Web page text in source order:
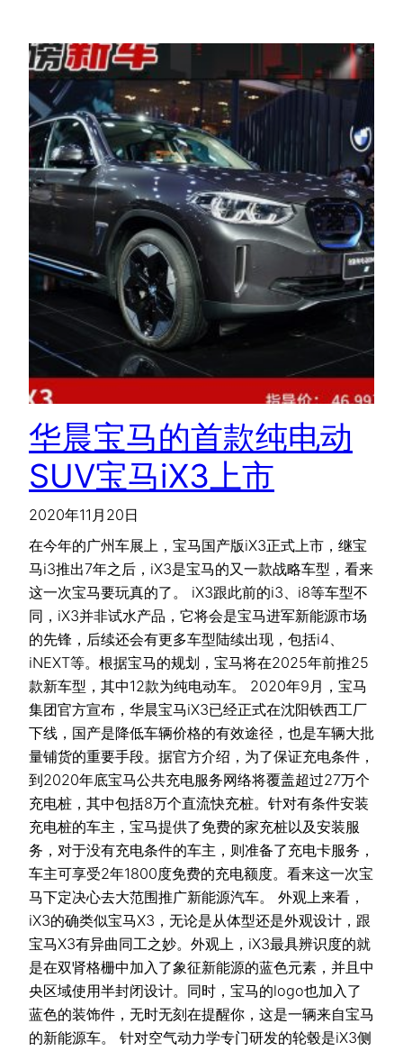
华晨宝马的首款纯电动
SUV宝马iX3上市
2020年11月20日
在今年的广州车展上，宝马国产版iX3正式上市，继宝
马i3推出7年之后，iX3是宝马的又一款战略车型，看来
这一次宝马要玩真的了。 iX3跟此前的i3、i8等车型不
同，iX3并非试水产品，它将会是宝马进军新能源市场
的先锋，后续还会有更多车型陆续出现，包括i4、
iNEXT等。根据宝马的规划，宝马将在2025年前推25
款新车型，其中12款为纯电动车。 2020年9月，宝马
集团官方宣布，华晨宝马iX3已经正式在沈阳铁西工厂
下线，国产是降低车辆价格的有效途径，也是车辆大批
量铺货的重要手段。据官方介绍，为了保证充电条件，
到2020年底宝马公共充电服务网络将覆盖超过27万个
充电桩，其中包括8万个直流快充桩。针对有条件安装
充电桩的车主，宝马提供了免费的家充桩以及安装服
务，对于没有充电条件的车主，则准备了充电卡服务，
车主可享受2年1800度免费的充电额度。看来这一次宝
马下定决心去大范围推广新能源汽车。 外观上来看，
iX3的确类似宝马X3，无论是从体型还是外观设计，跟
宝马X3有异曲同工之妙。外观上，iX3最具辨识度的就
是在双肾格栅中加入了象征新能源的蓝色元素，并且中
央区域使用半封闭设计。同时，宝马的logo也加入了
蓝色的装饰件，无时无刻在提醒你，这是一辆来自宝马
的新能源车。 针对空气动力学专门研发的轮毂是iX3侧